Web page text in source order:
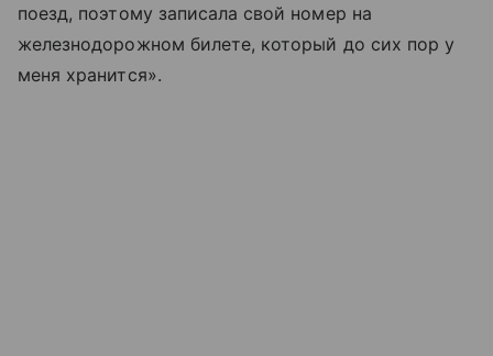
поезд, поэтому записала свой номер на
железнодорожном билете, который до сих пор у
меня хранится».